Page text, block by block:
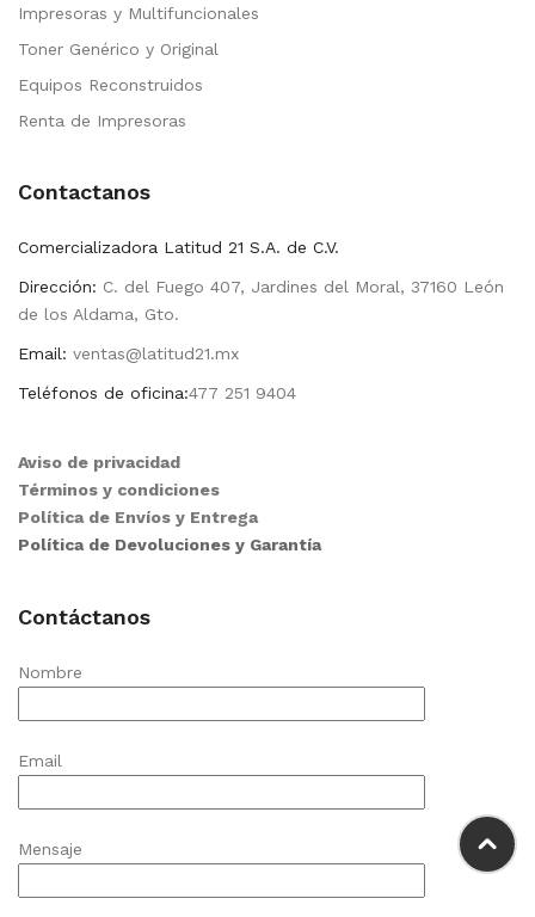
Impresoras y Multifuncionales
Toner Genérico y Original
Equipos Reconstruidos
Renta de Impresoras
Contactanos
Comercializadora Latitud 21 S.A. de C.V.
Dirección: C. del Fuego 407, Jardines del Moral, 37160 León
de los Aldama, Gto.
Email: ventas@latitud21.mx
Teléfonos de oficina:477 251 9404
Aviso de privacidad
Términos y condiciones
Política de Envíos y Entrega
Política de Devoluciones y Garantía
Contáctanos
Nombre
Email
Mensaje